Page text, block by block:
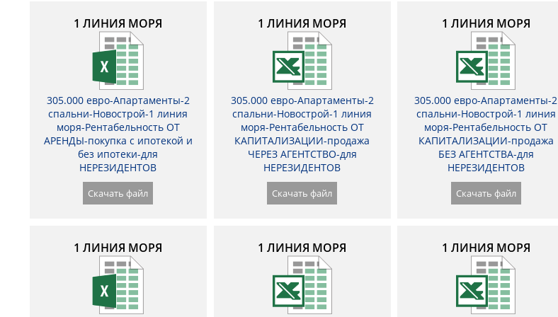
1 ЛИНИЯ МОРЯ
305.000 евро-Апартаменты-2
спальни-Новострой-1 линия
моря-Рентабельность ОТ
АРЕНДЫ-покупка с ипотекой и
без ипотеки-для
НЕРЕЗИДЕНТОВ
Скачать файл
1 ЛИНИЯ МОРЯ
305.000 евро-Апартаменты-2
спальни-Новострой-1 линия
моря-Рентабельность ОТ
КАПИТАЛИЗАЦИИ-продажа
ЧЕРЕЗ АГЕНТСТВО-для
НЕРЕЗИДЕНТОВ
Скачать файл
1 ЛИНИЯ МОРЯ
305.000 евро-Апартаменты-2
спальни-Новострой-1 линия
моря-Рентабельность ОТ
КАПИТАЛИЗАЦИИ-продажа
БЕЗ АГЕНТСТВА-для
НЕРЕЗИДЕНТОВ
Скачать файл
1 ЛИНИЯ МОРЯ 1 ЛИНИЯ МОРЯ 1 ЛИНИЯ МОРЯ